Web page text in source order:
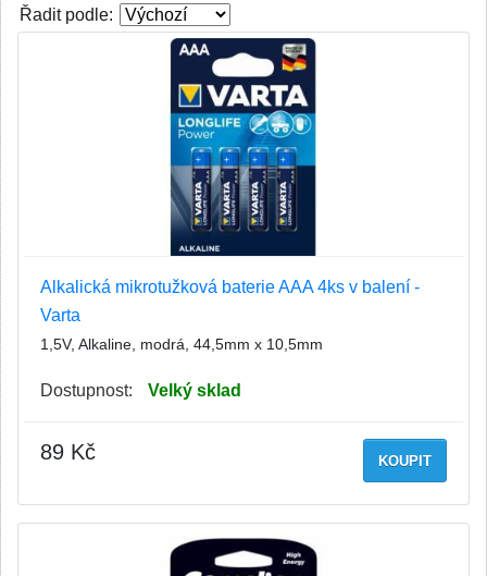
Řadit podle:
Alkalická mikrotužková baterie AAA 4ks v balení -
Varta
1,5V, Alkaline, modrá, 44,5mm x 10,5mm
Dostupnost: Velký sklad
KOUPIT
89 Kč